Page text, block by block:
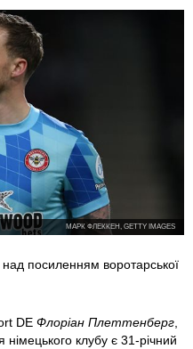
МАРК ФЛЕККЕН, GETTY IMAGES
посиленням воротарської
DE Флоріан Плеттенберг,
німецького клубу є 31-річний